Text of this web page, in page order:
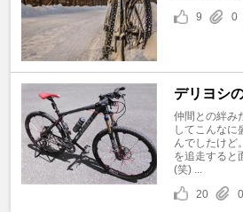
9
0
デリヨシ
仲間との絆み
してこんなに
んでしたけど
を追走すると
(笑) ...
20
0